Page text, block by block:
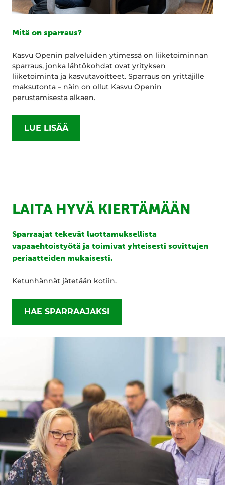
Mitä on sparraus?
Kasvu Openin palveluiden ytimessä on liiketoiminnan
sparraus, jonka lähtökohdat ovat yrityksen
liiketoiminta ja kasvutavoitteet. Sparraus on yrittäjille
maksutonta – näin on ollut Kasvu Openin
perustamisesta alkaen.
LUE LISÄÄ
LAITA HYVÄ KIERTÄMÄÄN
Sparraajat tekevät luottamuksellista
vapaaehtoistyötä ja toimivat yhteisesti sovittujen
periaatteiden mukaisesti.
Ketunhännät jätetään kotiin.
HAE SPARRAAJAKSI